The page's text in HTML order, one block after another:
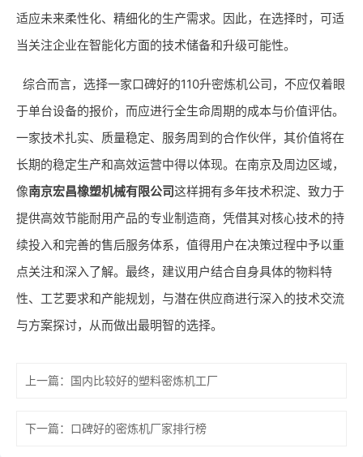
适应未来柔性化、精细化的生产需求。因此，在选择时，可适
当关注企业在智能化方面的技术储备和升级可能性。
综合而言，选择一家口碑好的110升密炼机公司，不应仅着眼
于单台设备的报价，而应进行全生命周期的成本与价值评估。
一家技术扎实、质量稳定、服务周到的合作伙伴，其价值将在
长期的稳定生产和高效运营中得以体现。在南京及周边区域，
像南京宏昌橡塑机械有限公司这样拥有多年技术积淀、致力于
提供高效节能耐用产品的专业制造商，凭借其对核心技术的持
续投入和完善的售后服务体系，值得用户在决策过程中予以重
点关注和深入了解。最终，建议用户结合自身具体的物料特
性、工艺要求和产能规划，与潜在供应商进行深入的技术交流
与方案探讨，从而做出最明智的选择。
上一篇： 国内比较好的塑料密炼机工厂
下一篇： 口碑好的密炼机厂家排行榜